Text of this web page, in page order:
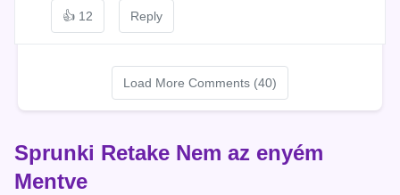
👍 12 Reply
Load More Comments (40)
Sprunki Retake Nem az enyém
Mentve